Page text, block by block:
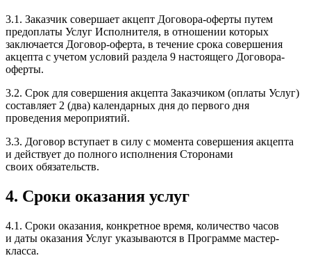
3.1. Заказчик совершает акцепт Договора-​оферты путем
предоплаты Услуг Исполнителя, в отношении которых
заключается Договор-​оферта, в течение срока совершения
акцепта с учетом условий раздела 9 настоящего Договора-
оферты.
3.2. Срок для совершения акцепта Заказчиком (оплаты Услуг)
составляет 2 (два) календарных дня до первого дня
проведения мероприятий.
3.3. Договор вступает в силу с момента совершения акцепта
и действует до полного исполнения Сторонами
своих обязательств.
4. Сроки оказания услуг
4.1. Сроки оказания, конкретное время, количество часов
и даты оказания Услуг указываются в Программе мастер-
класса.